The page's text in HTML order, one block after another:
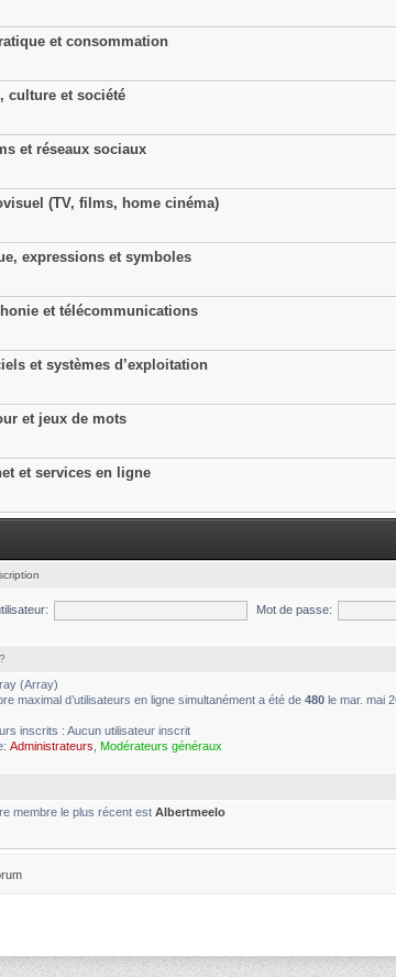
et consommation
culture et société
et réseaux sociaux
(TV, films, home cinéma)
expressions et symboles
et télécommunications
et systèmes d’exploitation
et jeux de mots
et services en ligne
Mot de passe:
(Array)
maximal d’utilisateurs en ligne simultanément a été de 480 le mar. mai
inscrits : Aucun utilisateur inscrit
Administrateurs Modérateurs généraux
membre le plus récent est Albertmeelo